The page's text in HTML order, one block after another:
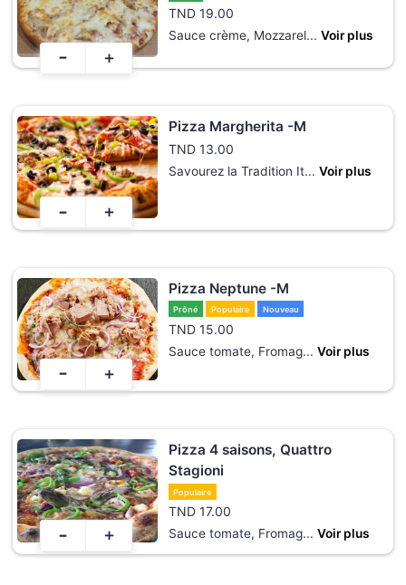
TND 19.00
Sauce crème, Mozzarel... Voir plus
- +
Pizza Margherita -M
TND 13.00
Savourez la Tradition It... Voir plus
- +
Pizza Neptune -M
Prôné Populaire Nouveau
TND 15.00
Sauce tomate, Fromag... Voir plus
- +
Pizza 4 saisons, Quattro
Stagioni
Populaire
TND 17.00
Sauce tomate, Fromag... Voir plus
- +